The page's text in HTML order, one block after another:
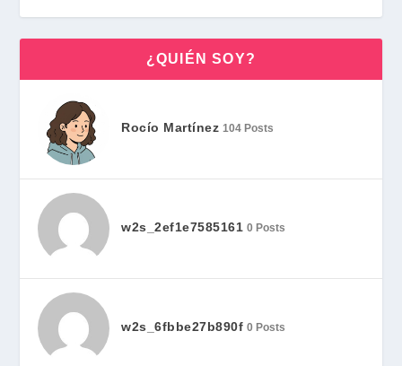
¿QUIÉN SOY?
Rocío Martínez 104 Posts
w2s_2ef1e7585161 0 Posts
w2s_6fbbe27b890f 0 Posts